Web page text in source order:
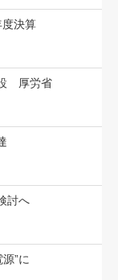
決算
厚労省
討へ
”に